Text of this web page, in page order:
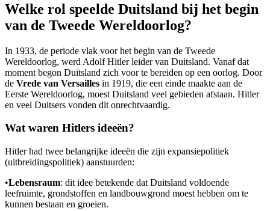
Welke rol speelde Duitsland bij het begin
van de Tweede Wereldoorlog?
In 1933, de periode vlak voor het begin van de Tweede
Wereldoorlog, werd Adolf Hitler leider van Duitsland. Vanaf dat
moment begon Duitsland zich voor te bereiden op een oorlog. Door
de Vrede van Versailles in 1919, die een einde maakte aan de
Eerste Wereldoorlog, moest Duitsland veel gebieden afstaan. Hitler
en veel Duitsers vonden dit onrechtvaardig.
Wat waren Hitlers ideeën?
Hitler had twee belangrijke ideeën die zijn expansiepolitiek
(uitbreidingspolitiek) aanstuurden:
•Lebensraum: dit idee betekende dat Duitsland voldoende
leefruimte, grondstoffen en landbouwgrond moest hebben om te
kunnen bestaan en groeien.